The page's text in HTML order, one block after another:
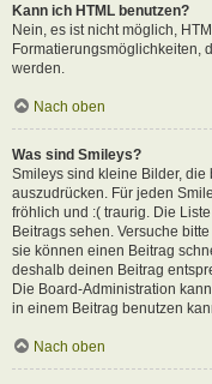
Kann ich HTML benutzen?
Nein, es ist nicht möglich,
Formatierungsmöglichkeiten,
werden.
Nach oben
Was sind Smileys?
Smileys sind kleine Bilder,
auszudrücken. Für jeden
fröhlich und :( traurig. Die
Beitrags sehen. Versuche
sie können einen Beitrag
deshalb deinen Beitrag
Die Board-Administration
in einem Beitrag benutzen
Nach oben